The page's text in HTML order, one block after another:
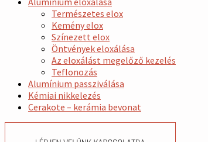
Természetes elox
Kemény elox
Színezett elox
Öntvények eloxálása
Az eloxálást megelőző kezelés
Teflonozás
Alumínium passziválása
Kémiai nikkelezés
Cerakote – kerámia bevonat